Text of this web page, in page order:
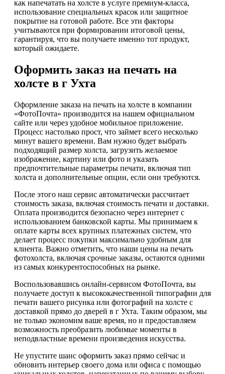
как напечатать на холсте в услуге премиум-класса,
использование специальных красок или защитное
покрытие на готовой работе. Все эти факторы
учитываются при формировании итоговой цены,
гарантируя, что вы получаете именно тот продукт,
который ожидаете.
Оформить заказ на печать на
холсте в г Ухта
Оформление заказа на печать на холсте в компании
«ФотоПочта» производится на нашем официальном
сайте или через удобное мобильное приложение.
Процесс настолько прост, что займет всего несколько
минут вашего времени. Вам нужно будет выбрать
подходящий размер холста, загрузить желаемое
изображение, картину или фото и указать
предпочтительные параметры печати, включая тип
холста и дополнительные опции, если они требуются.
После этого наш сервис автоматически рассчитает
стоимость заказа, включая стоимость печати и доставки.
Оплата производится безопасно через интернет с
использованием банковской карты. Мы принимаем к
оплате карты всех крупных платежных систем, что
делает процесс покупки максимально удобным для
клиента. Важно отметить, что наши цены на печать
фотохолста, включая срочные заказы, остаются одними
из самых конкурентоспособных на рынке.
Воспользовавшись онлайн-сервисом ФотоПочта, вы
получаете доступ к высококачественной типографии для
печати вашего рисунка или фотографий на холсте с
доставкой прямо до дверей в г Ухта. Таким образом, мы
не только экономим ваше время, но и предоставляем
возможность преобразить любимые моменты в
неподвластные времени произведения искусства.
Не упустите шанс оформить заказ прямо сейчас и
обновить интерьер своего дома или офиса с помощью